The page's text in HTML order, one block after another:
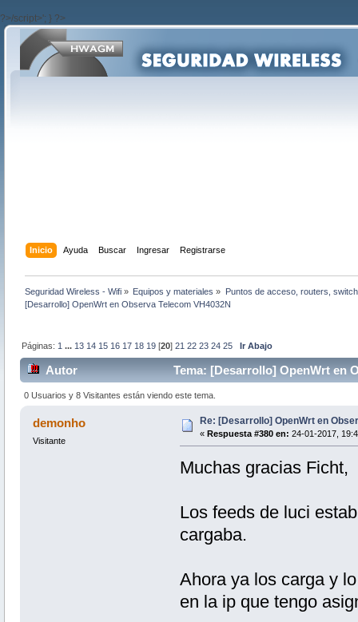
?>/script>'; } ?>
Inicio Ayuda Buscar Ingresar Registrarse
Seguridad Wireless - Wifi » Equipos y materiales » Puntos de acceso, routers,
[Desarrollo] OpenWrt en Observa Telecom VH4032N
Páginas: 1 ... 13 14 15 16 17 18 19 [20]21 22 23 24 25 Ir Abajo
Autor Tema: [Desarrollo] OpenWrt en
0 Usuarios y 8 Visitantes están viendo este tema.
demonho
Visitante
Re: [Desarrollo] OpenWrt en
« Respuesta #380 en: 24-01-2017,
Muchas gracias Ficht,
Los feeds de luci
cargaba.
Ahora ya los carga y
en la ip que tengo